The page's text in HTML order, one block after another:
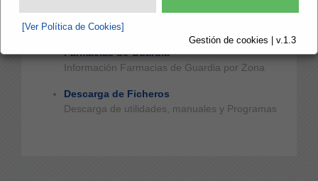
[Ver Política de Cookies]
Gestión de cookies | v.1.3
Policías Locales RPC
Policías Locales de la Red Provincial
Farmacias de Guardia
Información Farmacias de Guardia por Zona
Descarga de Ficheros
Descarga de utilidades, manuales y Programas